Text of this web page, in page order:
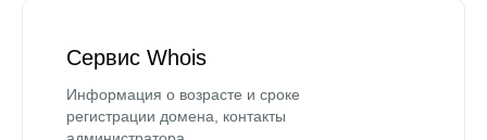
Сервис Whois
Информация о возрасте и сроке
регистрации домена, контакты